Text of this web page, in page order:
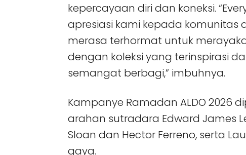
kepercayaan diri dan koneksi.
apresiasi kami kepada komunitas
merasa terhormat untuk
dengan koleksi yang terinspirasi
semangat berbagi,” imbuhnya.
Kampanye Ramadan ALDO 2026
arahan sutradara Edward James
Sloan dan Hector Ferreno, serta
gaya.